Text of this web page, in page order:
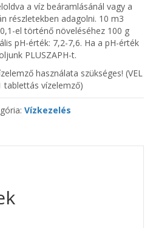
a víz beáramlásánál vagy a
részletekben adagolni. 10 m3
el történő növeléséhez 100 g
pH-érték: 7,2-7,6. Ha a pH-érték
PLUSZAPH-t.
használata szükséges! (VEL
tablettás vízelemző)
Vízkezelés